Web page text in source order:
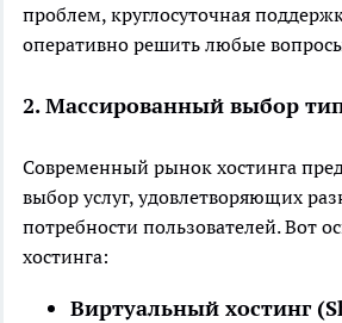
проблем, круглосуточная
оперативно решить любые
2. Массированный выбор
Современный рынок хостинга
выбор услуг, удовлетворяющих
потребности пользователей. Вот
хостинга:
Виртуальный хостинг